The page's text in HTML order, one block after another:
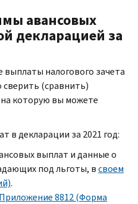
авансовых
декларацией за
выплаты налогового зачета
сверить (сравнить)
на которую вы можете
в декларации за 2021 год:
выплат и данные о
под льготы, всвоем
.
Приложение 8812 (Форма